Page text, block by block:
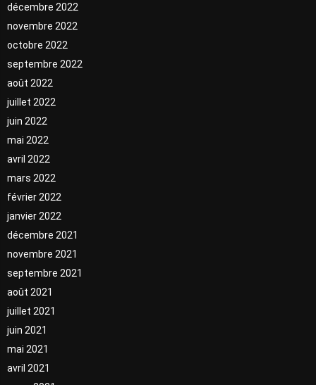
décembre 2022
novembre 2022
octobre 2022
septembre 2022
août 2022
juillet 2022
juin 2022
mai 2022
avril 2022
mars 2022
février 2022
janvier 2022
décembre 2021
novembre 2021
septembre 2021
août 2021
juillet 2021
juin 2021
mai 2021
avril 2021